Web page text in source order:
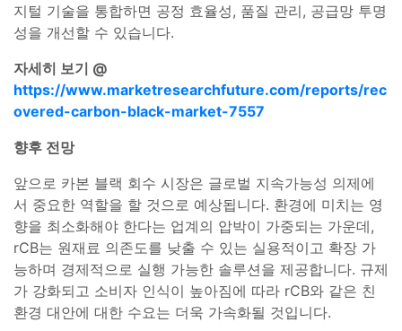
지털 기술을 통합하면 공정 효율성, 품질 관리, 공급망 투명
성을 개선할 수 있습니다.
자세히 보기 @
https://www.marketresearchfuture.com/reports/rec
overed-carbon-black-market-7557
향후 전망
앞으로 카본 블랙 회수 시장은 글로벌 지속가능성 의제에
서 중요한 역할을 할 것으로 예상됩니다. 환경에 미치는 영
향을 최소화해야 한다는 업계의 압박이 가중되는 가운데,
rCB는 원재료 의존도를 낮출 수 있는 실용적이고 확장 가
능하며 경제적으로 실행 가능한 솔루션을 제공합니다. 규제
가 강화되고 소비자 인식이 높아짐에 따라 rCB와 같은 친
환경 대안에 대한 수요는 더욱 가속화될 것입니다.